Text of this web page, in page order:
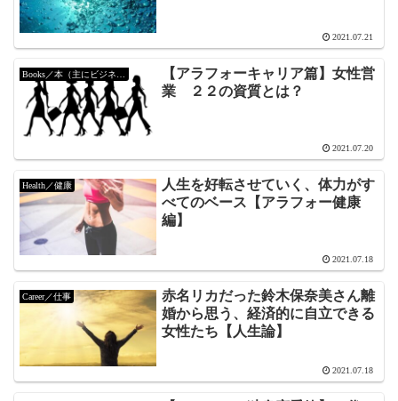
2021.07.21
【アラフォーキャリア篇】女性営
業 ２２の資質とは？
2021.07.20
Health／健康
人生を好転させていく、体力がす
べてのベース【アラフォー健康
編】
2021.07.18
Career／仕事
赤名リカだった鈴木保奈美さん離
婚から思う、経済的に自立できる
女性たち【人生論】
2021.07.18